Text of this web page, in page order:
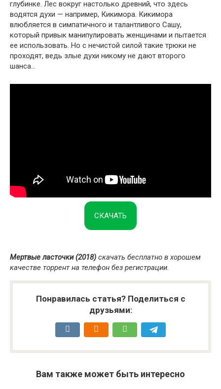
глубинке. Лес вокруг настолько древний, что здесь
водятся духи — например, Кикимора. Кикимора
влюбляется в симпатичного и талантливого Сашу,
который привык манипулировать женщинами и пытается
ее использовать. Но с нечистой силой такие трюки не
проходят, ведь злые духи никому не дают второго
шанса…
СКАЧАТЬ
Мертвые ласточки (2018) скачать бесплатно в хорошем
качестве торрент на телефон без регистрации.
Понравилась статья? Поделиться с
друзьями:
Вам также может быть интересно